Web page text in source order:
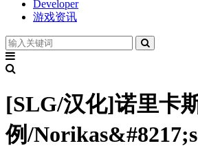
Developer
游戏资讯
[SLG/汉化]诺里卡
例/